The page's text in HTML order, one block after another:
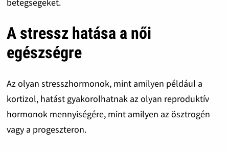
A stressz hatása a női
egészségre
Az olyan stresszhormonok, mint amilyen például a
kortizol, hatást gyakorolhatnak az olyan reproduktív
hormonok mennyiségére, mint amilyen az ösztrogén
vagy a progeszteron.